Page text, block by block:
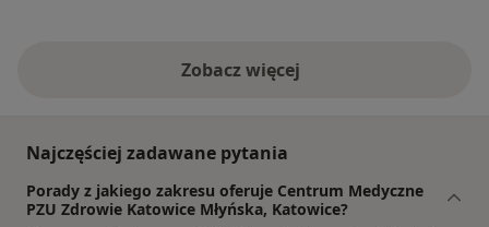
Zobacz więcej
Najczęściej zadawane pytania
Porady z jakiego zakresu oferuje Centrum Medyczne
PZU Zdrowie Katowice Młyńska, Katowice?